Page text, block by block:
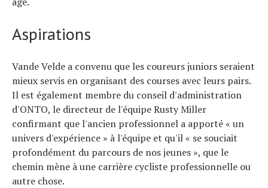
Aspirations
Vande Velde a convenu que les coureurs juniors seraient
mieux servis en organisant des courses avec leurs pairs.
Il est également membre du conseil d'administration
d'ONTO, le directeur de l'équipe Rusty Miller
confirmant que l'ancien professionnel a apporté « un
univers d'expérience » à l'équipe et qu'il « se souciait
profondément du parcours de nos jeunes », que le
chemin mène à une carrière cycliste professionnelle ou
autre chose.